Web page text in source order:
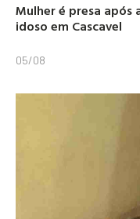
Mulher é presa após
idoso em Cascavel
05/08